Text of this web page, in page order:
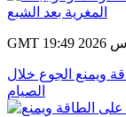
ويمنع الجوع خلال
الصيام